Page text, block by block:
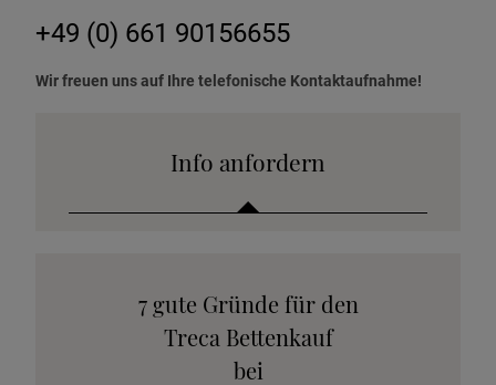
+49 (0) 661 90156655
Wir freuen uns auf Ihre telefonische Kontaktaufnahme!
Info anfordern
Stoffkollektion anfordern
Telefonische Beratung anfordern
7 gute Gründe für den
Treca Bettenkauf
bei